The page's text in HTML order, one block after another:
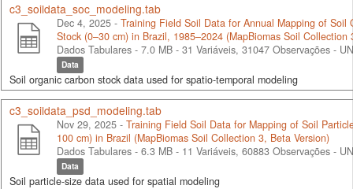
c3_soildata_soc_modeling.tab
Dec 4, 2025 - Training Field Soil Data for Annual Mapping of Soil
Stock (0–30 cm) in Brazil, 1985–2024 (MapBiomas Soil Collection
Dados Tabulares - 7.0 MB - 31 Variáveis, 31047 Observações -
Data
Soil organic carbon stock data used for spatio-temporal modeling
c3_soildata_psd_modeling.tab
Nov 29, 2025 - Training Field Soil Data for Mapping of Soil
100 cm) in Brazil (MapBiomas Soil Collection 3, Beta Version)
Dados Tabulares - 6.3 MB - 11 Variáveis, 60883 Observações -
Data
Soil particle-size data used for spatial modeling